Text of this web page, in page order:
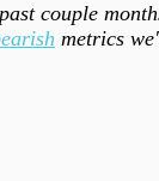
couple
metrics